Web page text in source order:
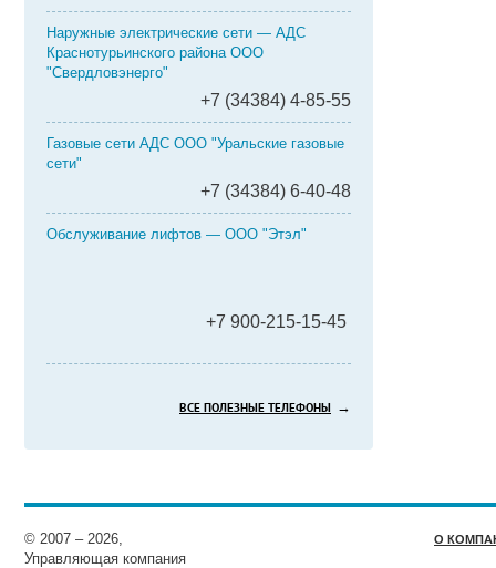
Наружные электрические сети — АДС
Краснотурьинского района ООО
"Свердловэнерго"
+7 (34384) 4-85-55
Газовые сети АДС ООО "Уральские газовые
сети"
+7 (34384) 6-40-48
Обслуживание лифтов — ООО "Этэл"
+7 900-215-15-45
ВСЕ ПОЛЕЗНЫЕ ТЕЛЕФОНЫ →
© 2007 – 2026,
Управляющая компания
О